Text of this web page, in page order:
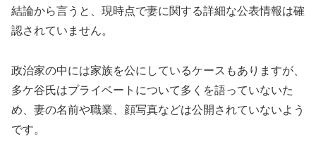
結論から言うと、現時点で妻に関する詳細な公表情報は確
認されていません。
政治家の中には家族を公にしているケースもありますが、
多ケ谷氏はプライベートについて多くを語っていないた
め、妻の名前や職業、顔写真などは公開されていないよう
です。